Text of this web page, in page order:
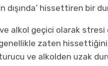
dışında’ hissettiren bir
alkol geçici olarak stresi
zaten
ve alkolden uzak